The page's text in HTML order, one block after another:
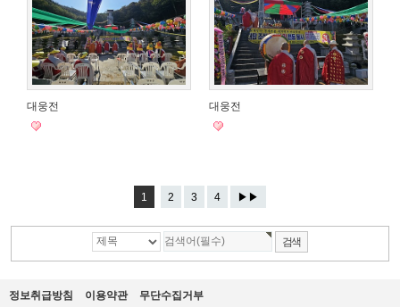
대웅전 대웅전
1 2 3 4 ▶▶
정보취급방침 이용약관 무단수집거부